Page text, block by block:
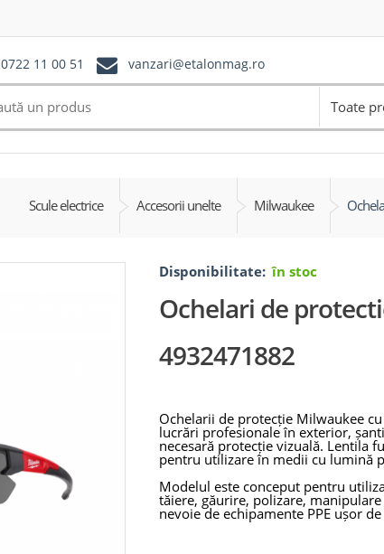
0722 11 00 51 vanzari@etalonmag.ro
Toate
Scule electrice Accesorii unelte Milwaukee
Disponibilitate: în stoc
Ochelari de
4932471882
Ochelarii de protecție Milwaukee
lucrări profesionale în exterior,
necesară protecție vizuală. Lentila
pentru utilizare în medii cu lumină
Modelul este conceput pentru
tăiere, găurire, polizare,
nevoie de echipamente PPE ușor